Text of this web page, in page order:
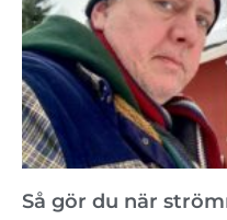
Så gör du när